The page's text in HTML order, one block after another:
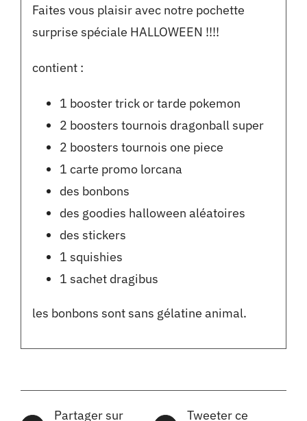
Faites vous plaisir avec notre pochette
surprise spéciale HALLOWEEN !!!!
contient :
1 booster trick or tarde pokemon
2 boosters tournois dragonball super
2 boosters tournois one piece
1 carte promo lorcana
des bonbons
des goodies halloween aléatoires
des stickers
1 squishies
1 sachet dragibus
les bonbons sont sans gélatine animal.
Partager sur Tweeter ce